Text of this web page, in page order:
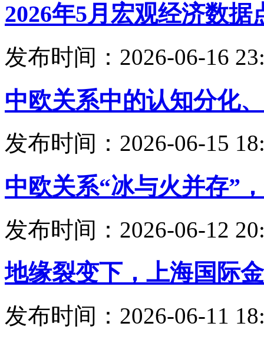
2026年5月宏观经济数据
发布时间：2026-06-16
中欧关系中的认知分化
发布时间：2026-06-15
中欧关系“冰与火并存”
发布时间：2026-06-12
地缘裂变下，上海国际
发布时间：2026-06-11